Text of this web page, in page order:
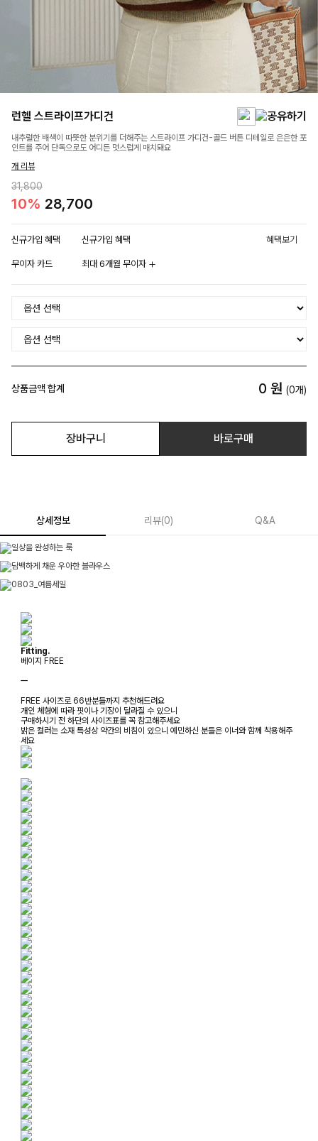
런헬 스트라이프가디건
내추럴한 배색이 따뜻한 분위기를 더해주는 스트라이프 가디건-골드 버튼 디테일로 은은한 포
인트를 주어 단독으로도 어디든 멋스럽게 매치돼요
개 리뷰
31,800
10% 28,700
신규가입 혜택 신규가입 혜택 혜택보기
무이자 카드 최대 6개월 무이자
상품금액 합계 0 원 (0개)
장바구니 바로구매
상세정보 리뷰(0) Q&A
Fitting.
베이지 FREE
ㅡ
FREE 사이즈로 66반분들까지 추천해드려요
개인 체형에 따라 핏이나 기장이 달라질 수 있으니
구매하시기 전 하단의 사이즈표를 꼭 참고해주세요
밝은 컬러는 소재 특성상 약간의 비침이 있으니 예민하신 분들은 이너와 함께 착용해주
세요